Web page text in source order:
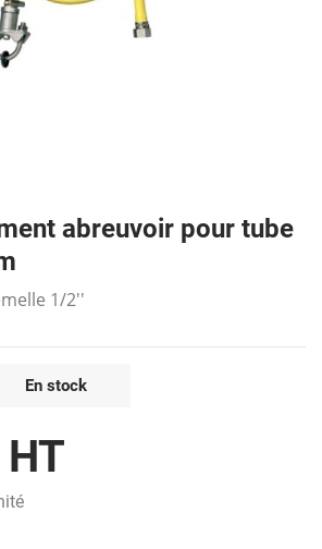
abreuvoir pour tube
1/2''
En stock